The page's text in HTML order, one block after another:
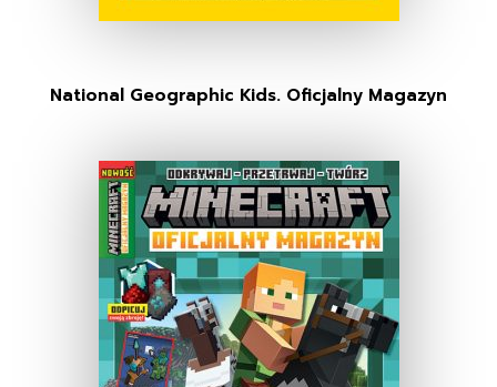
National Geographic Kids. Oficjalny Magazyn